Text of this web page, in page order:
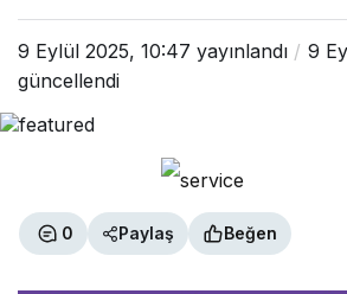
9 Eylül 2025, 10:47 yayınlandı
9
güncellendi
0 Paylaş Beğen